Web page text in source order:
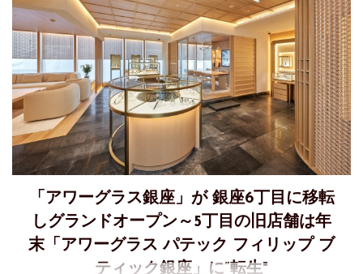
「アワーグラス銀座」が 銀座6丁目に移転
しグランドオープン～5丁目の旧店舗は年
末「アワーグラス パテック フィリップ ブ
ティック銀座」に”転生"